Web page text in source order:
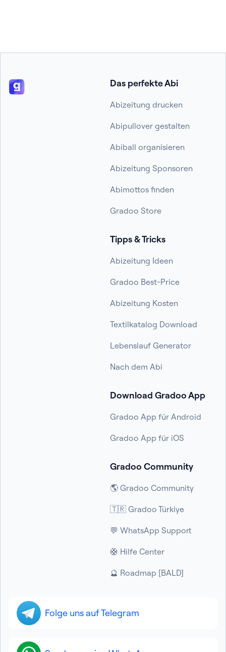
Das perfekte Abi
Abizeitung drucken
Abipullover gestalten
Abiball organisieren
Abizeitung Sponsoren
Abimottos finden
Gradoo Store
Download Gradoo App
Gradoo App für Android
Gradoo App für iOS
Tipps & Tricks
Abizeitung Ideen
Gradoo Best-Price
Abizeitung Kosten
Textilkatalog Download
Lebenslauf Generator
Nach dem Abi
Gradoo Community
🌎 Gradoo Community
🇹🇷 Gradoo Türkiye
💬 WhatsApp Support
🛟 Hilfe Center
🔮 Roadmap [BALD]
Folge uns auf Telegram